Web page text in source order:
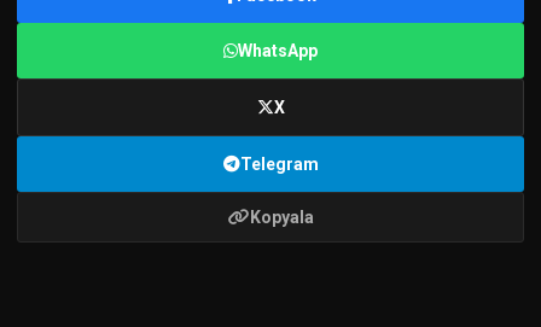
WhatsApp
X
Telegram
Kopyala